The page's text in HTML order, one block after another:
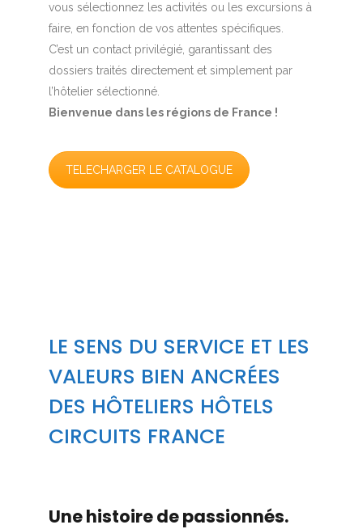
vous sélectionnez les activités ou les excursions à
faire, en fonction de vos attentes spécifiques.
C’est un contact privilégié, garantissant des
dossiers traités directement et simplement par
l’hôtelier sélectionné.
Bienvenue dans les régions de France !
TELECHARGER LE CATALOGUE
LE SENS DU SERVICE ET LES
VALEURS BIEN ANCRÉES
DES HÔTELIERS HÔTELS
CIRCUITS FRANCE
Une histoire de passionnés.